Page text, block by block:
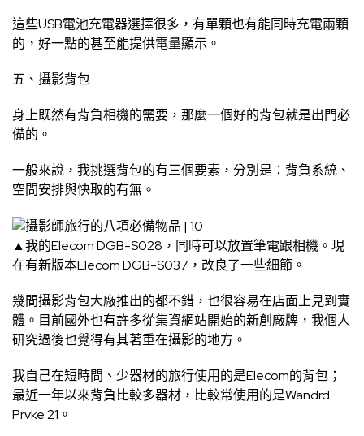
這些USB電池充電器選擇很多，有單顆也有能同時充電兩顆
的，好一點的甚至能提供電量顯示。
五、攝影背包
身上既然有背負相機的需要，那麼一個好的背包就是出門必
備的。
一般來說，我挑選背包的有三個要素，分別是：背負系統、
空間安排與快取的有無。
▲我的Elecom DGB-S028，同時可以放置筆電跟相機。現
在有新版本Elecom DGB-S037，改良了一些細節。
幾間攝影背包大廠推出的都不錯，也很容易在店面上見到實
體。目前國外也有許多從集資網站開始的新創廠牌，我個人
研究過後也覺得有其著重在攝影的地方。
我自己在短時間、少器材的旅行使用的是Elecom的背包；
最近一年以來背負比較多器材，比較常使用的是Wandrd
Prvke 21。